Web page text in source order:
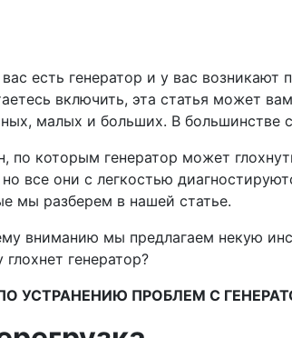
есть генератор и у вас
включить, эта статья может
малых и больших. В большинстве
по которым генератор может
все они с легкостью
мы разберем в нашей статье.
вниманию мы предлагаем некую
глохнет генератор?
УСТРАНЕНИЮ ПРОБЛЕМ С